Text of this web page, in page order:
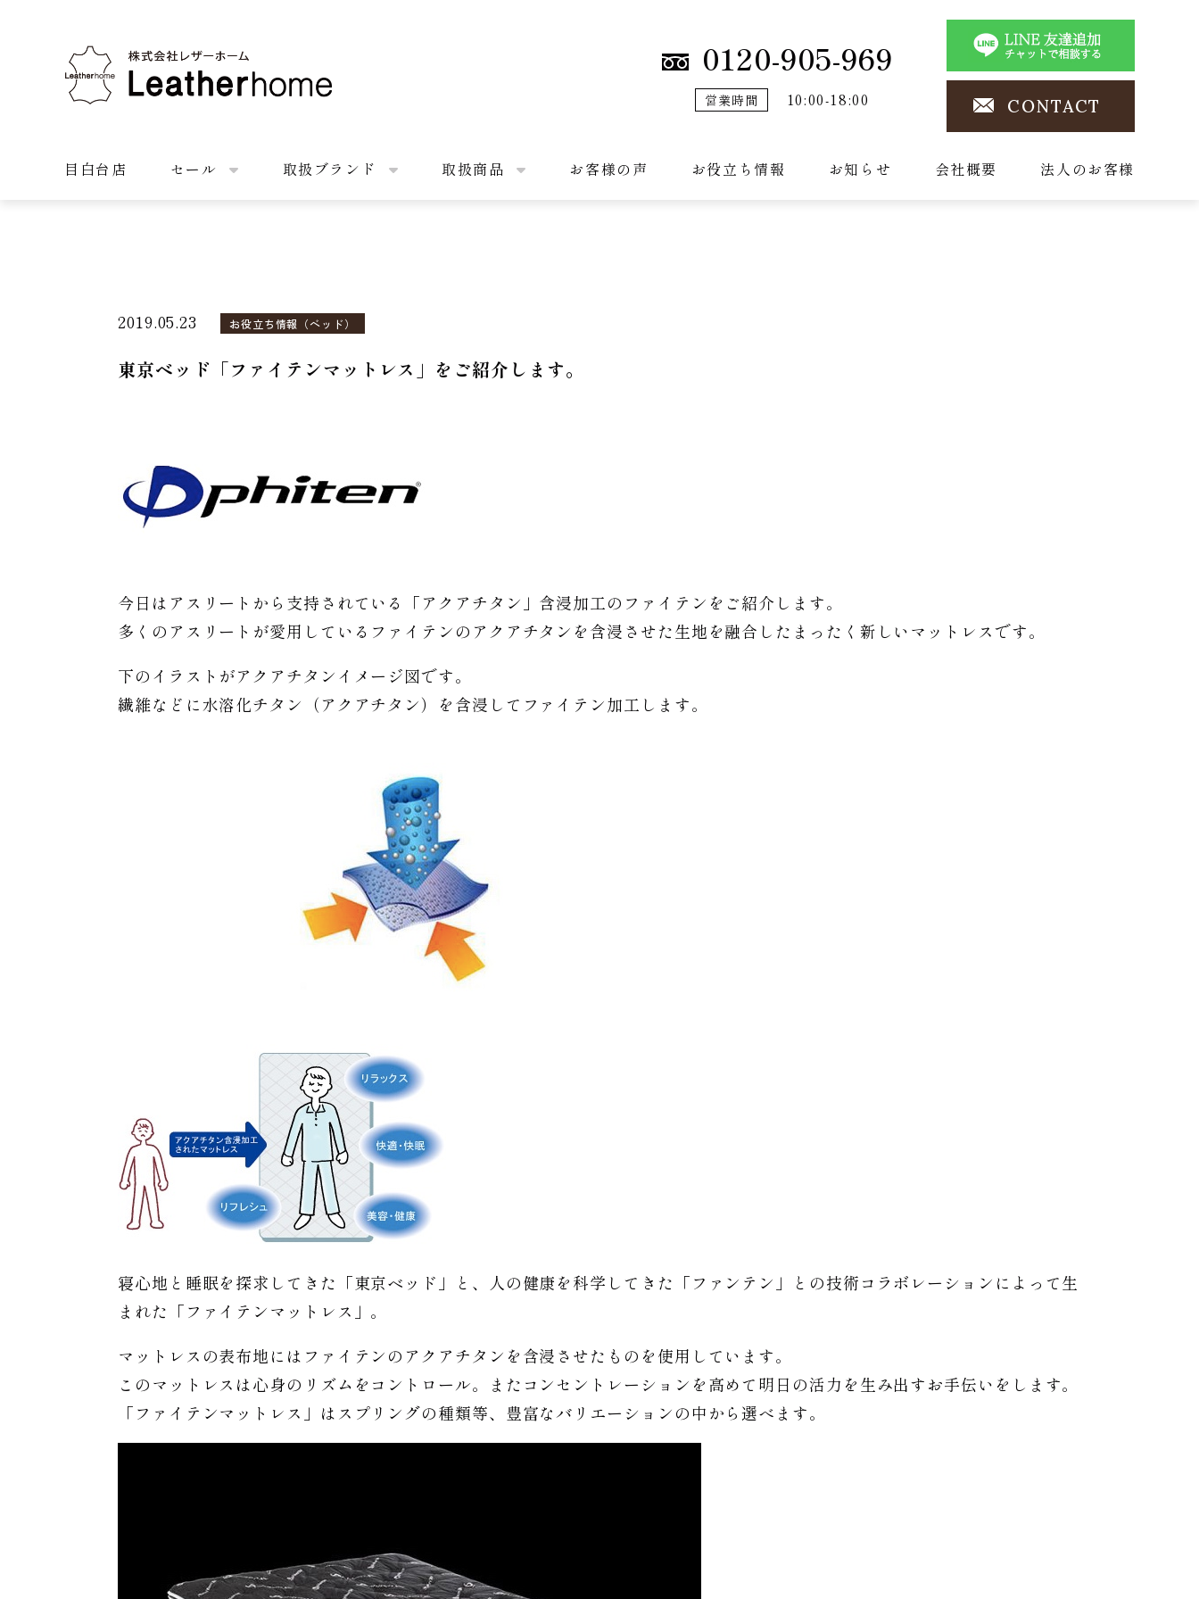
株式会社レザーホーム 0120-905-969
営業時間 10:00-18:00 CONTACT
目白台店 セール 取扱ブランド 取扱商品 お客様の声 お役立ち情報 お知らせ 会社概要 法人のお客様
2019.05.23 お役立ち情報（ベッド）
東京ベッド「ファイテンマットレス」をご紹介します。
今日はアスリートから支持されている「アクアチタン」含浸加工のファイテンをご紹介します。
多くのアスリートが愛用しているファイテンのアクアチタンを含浸させた生地を融合したまったく新しいマットレスです。
下のイラストがアクアチタンイメージ図です。
繊維などに水溶化チタン（アクアチタン）を含浸してファイテン加工します。
寝心地と睡眠を探求してきた「東京ベッド」と、人の健康を科学してきた「ファンテン」との技術コラボレーションによって生
まれた「ファイテンマットレス」。
マットレスの表布地にはファイテンのアクアチタンを含浸させたものを使用しています。
このマットレスは心身のリズムをコントロール。またコンセントレーションを高めて明日の活力を生み出すお手伝いをします。
「ファイテンマットレス」はスプリングの種類等、豊富なバリエーションの中から選べます。